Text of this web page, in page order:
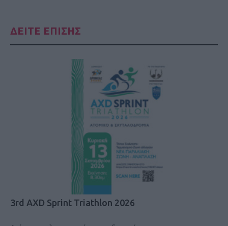
ΔΕΙΤΕ ΕΠΙΣΗΣ
3rd AXD Sprint Triathlon 2026